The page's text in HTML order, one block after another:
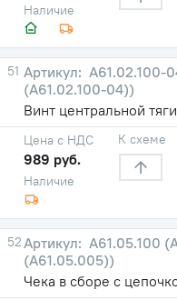
Наличие
51
А61.02.100-
(А61.02.100-04))
Винт центральной
Наличие
Цена с НДС
989 руб.
К схеме
52
А61.05.100
(А61.05.005))
Чека в сборе с